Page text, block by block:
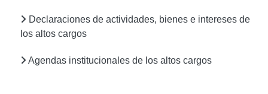
Declaraciones de actividades, bienes e intereses de
los altos cargos
Agendas institucionales de los altos cargos